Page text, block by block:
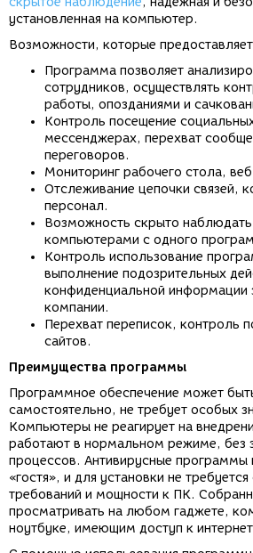
установленная на компьютер.
Возможности, которые
Программа позволяет
сотрудников, осуществлять
работы, опозданиями и
Контроль посещение
мессенджерах, перехват
переговоров.
Мониторинг рабочего стола,
Отслеживание цепочки связей,
персонал.
Возможность скрыто наблюдать
компьютерами с одного
Контроль использование
выполнение подозрительных
конфиденциальной информации
компании.
Перехват переписок, контроль
сайтов.
Преимущества программы
Программное обеспечение может
самостоятельно, не требует особых
Компьютеры не реагирует на
работают в нормальном режиме, без
процессов. Антивирусные
«гостя», и для установки не
требований и мощности к ПК.
просматривать на любом гаджете,
ноутбуке, имеющим доступ к